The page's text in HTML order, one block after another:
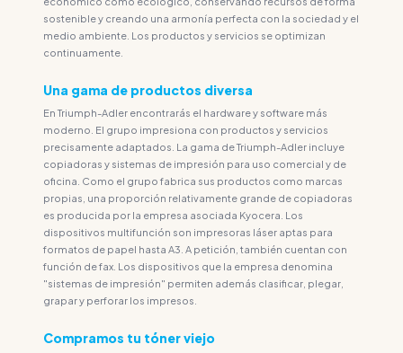
sostenible y creando una armonía perfecta con la sociedad y el
medio ambiente. Los productos y servicios se optimizan
continuamente.
Una gama de productos diversa
En Triumph-Adler encontrarás el hardware y software más
moderno. El grupo impresiona con productos y servicios
precisamente adaptados. La gama de Triumph-Adler incluye
copiadoras y sistemas de impresión para uso comercial y de
oficina. Como el grupo fabrica sus productos como marcas
propias, una proporción relativamente grande de copiadoras
es producida por la empresa asociada Kyocera. Los
dispositivos multifunción son impresoras láser aptas para
formatos de papel hasta A3. A petición, también cuentan con
función de fax. Los dispositivos que la empresa denomina
"sistemas de impresión" permiten además clasificar, plegar,
grapar y perforar los impresos.
Compramos tu tóner viejo